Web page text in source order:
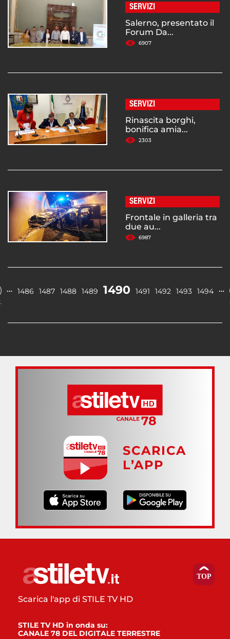
SERVIZI
Salerno, presentato il
Forum Da...
6907
SERVIZI
Rinascita borghi,
bonifica amia...
2303
SERVIZI
Frontale in galleria tra
due au...
6987
… 1486 1487 1488 1489 1490 1491 1492 1493 1494 …
SCARICA
L’APP
Scarica l'app di STILE TV HD
STILE TV HD in onda su:
CANALE 78 DEL DIGITALE TERRESTRE